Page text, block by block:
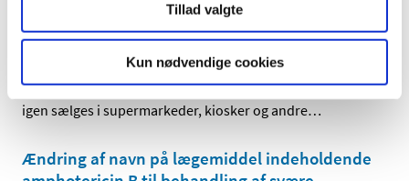
Tillad valgte
Kun nødvendige cookies
Paracetamol til børn kan igen sælges i
detailhandlen
Den smertestillende medicin paracetamol til børn kan
igen sælges i supermarkeder, kiosker og andre…
Ændring af navn på lægemiddel indeholdende